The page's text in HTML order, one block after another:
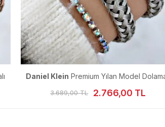
Daniel KleinPremium Yılan Model Dolamalı
Kadın Kol Saati 23 mm
3.689,00 TL 2.766,00 TL